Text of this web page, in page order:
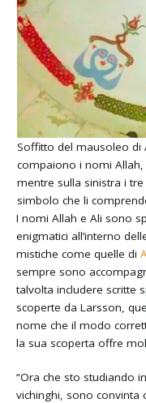
Soffitto del mausoleo di
compaiono i nomi
mentre sulla sinistra i
simbolo che li
I nomi Allah e Ali sono
enigmatici all’interno
mistiche come quelle di
sempre sono
talvolta includere scritte
scoperte da Larsson,
nome che il modo
la sua scoperta offre
“Ora che sto studiando
vichinghi, sono convinta